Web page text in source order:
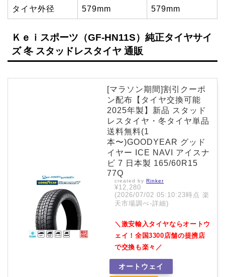
タイヤ外径 579mm 579mm
Ｋｅｉスポーツ（GF-HN11S）純正タイヤサイ
ズ 冬 スタッドレスタイヤ 通販
[マラソン期間]割引クーポ
ン配布【タイヤ交換可能
2025年製】新品 スタッド
レスタイヤ・冬タイヤ単品
送料無料(1
本〜)GOODYEAR グッド
イヤー ICE NAVI アイスナ
ビ 7 日本製 165/60R15
77Q
created by Rinker
¥12,280
(2026/07/02 05:10:23時点 楽
天市場調べ-詳細)
＼激安輸入タイヤならオートウ
ェイ！全国3300店舗の提携店
で交換も楽々／
オートウェイ